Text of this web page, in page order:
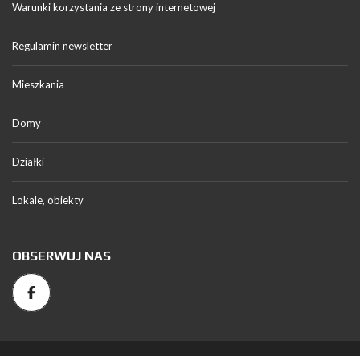
Warunki korzystania ze strony internetowej
Regulamin newsletter
Mieszkania
Domy
Działki
Lokale, obiekty
OBSERWUJ NAS